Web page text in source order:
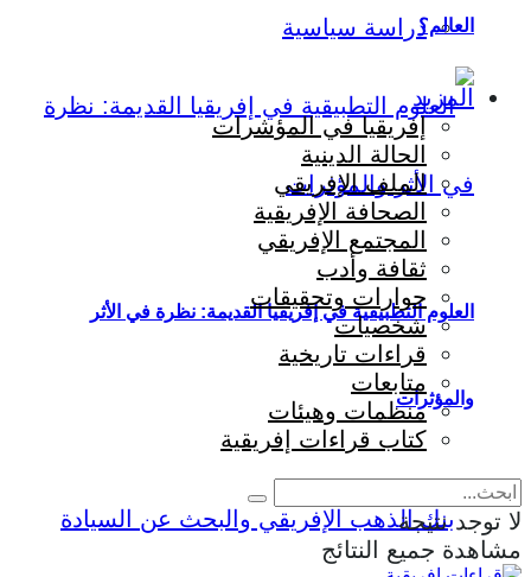
دراسة سياسية
العلوم التطبيقية في إفريقيا القديمة: نظرة في الأثر
والمؤثرات
العالم؟
المزيد
إفريقيا في المؤشرات
الحالة الدينية
الملف الإفريقي
الصحافة الإفريقية
المجتمع الإفريقي
ثقافة وأدب
حوارات وتحقيقات
شخصيات
قراءات تاريخية
متابعات
منظمات وهيئات
كتاب قراءات إفريقية
لا توجد نتيجة
مشاهدة جميع النتائج